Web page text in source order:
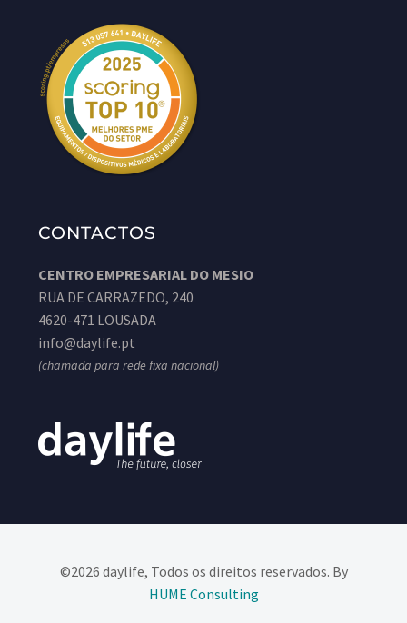
CONTACTOS
CENTRO EMPRESARIAL DO MESIO
RUA DE CARRAZEDO, 240
4620-471 LOUSADA
info@daylife.pt
(chamada para rede fixa nacional)
©2026 daylife, Todos os direitos reservados. By
HUME Consulting​